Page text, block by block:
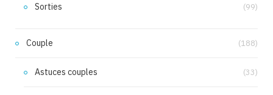
Sorties (99)
Couple (188)
Astuces couples (33)